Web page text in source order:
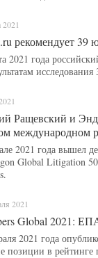
2021
рекомендует 39
2021 года
Ращевский и
международном
2021 года вышел
Global Litigation
2021
Global 2021:
2021 года
позиции в рейтинге